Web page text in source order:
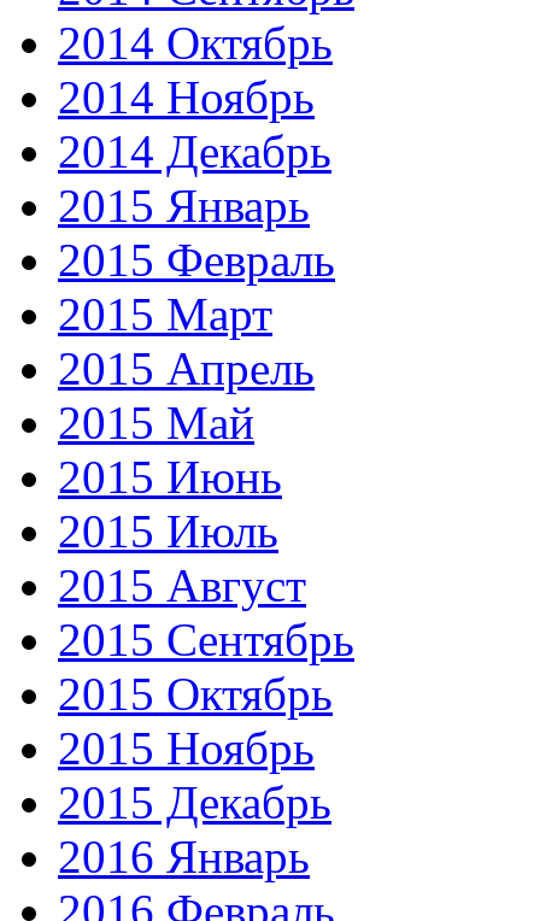
2014 Октябрь
2014 Ноябрь
2014 Декабрь
2015 Январь
2015 Февраль
2015 Март
2015 Апрель
2015 Май
2015 Июнь
2015 Июль
2015 Август
2015 Сентябрь
2015 Октябрь
2015 Ноябрь
2015 Декабрь
2016 Январь
2016 Февраль